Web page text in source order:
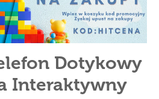
Dotykowy
Interaktywny